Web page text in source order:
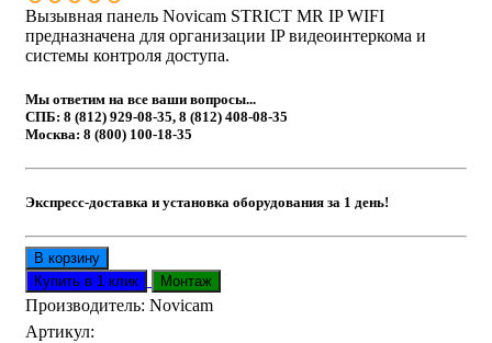
Вызывная панель Novicam STRICT MR IP WIFI
предназначена для организации IP видеоинтеркома и
системы контроля доступа.
Мы ответим на все ваши вопросы...
СПБ: 8 (812) 929-08-35, 8 (812) 408-08-35
Москва: 8 (800) 100-18-35
Экспресс-доставка и установка оборудования за 1 день!
Производитель: Novicam
Артикул: